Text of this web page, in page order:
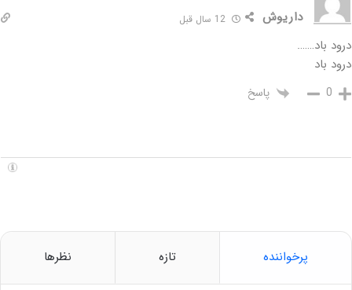
داریوش 12 سال قبل
درود باد…….
درود باد
0 پاسخ
پرخواننده تازه نظرها